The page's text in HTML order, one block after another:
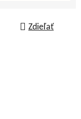
Zdieľať